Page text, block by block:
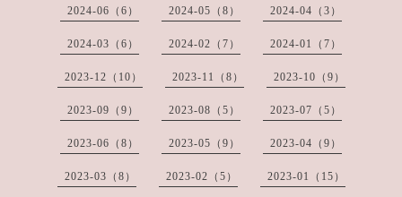
2024-06（6） 2024-05（8） 2024-04（3）
2024-03（6） 2024-02（7） 2024-01（7）
2023-12（10） 2023-11（8） 2023-10（9）
2023-09（9） 2023-08（5） 2023-07（5）
2023-06（8） 2023-05（9） 2023-04（9）
2023-03（8） 2023-02（5） 2023-01（15）